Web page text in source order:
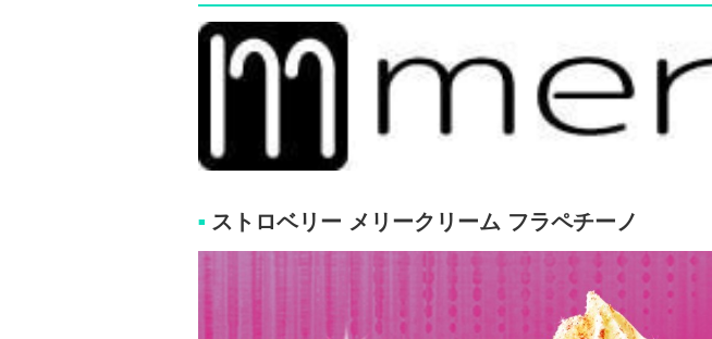
■ ストロベリー メリークリーム フラペチーノ